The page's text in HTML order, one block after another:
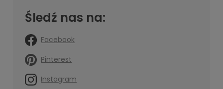
Śledź nas na:
Facebook
Pinterest
Instagram